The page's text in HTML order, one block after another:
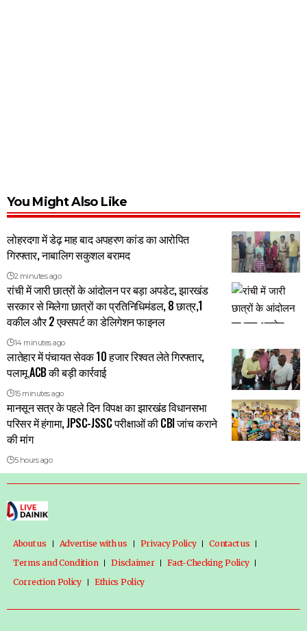
You Might Also Like
लोहरदगा में डेढ़ माह बाद अपहरण कांड का आरोपित
गिरफ्तार, नाबालिग सकुशल बरामद
2 minutes ago
रांची में जारी छात्रों के आंदोलन पर बड़ा अपडेट, झारखंड
सरकार से मिलेगा छात्रों का प्रतिनिधिमंडल, 8 छात्र,1
वकील और 2 एक्सपर्ट का डेलिगेशन फाइनल
14 minutes ago
लातेहार में पंचायत सेवक 10 हजार रिश्वत लेते गिरफ्तार,
पलामू ACB की बड़ी कार्रवाई
15 minutes ago
मानसून सत्र के पहले दिन विपक्ष का झारखंड विधानसभा
परिसर में हंगामा, JPSC-JSSC परीक्षाओं की CBI जांच कराने
की मांग
5 hours ago
About us Advertise with us Privacy Policy
Contact us
Terms and Condition
Disclaimer
Fact-Checking Policy
Correction Policy
Ethics Policy